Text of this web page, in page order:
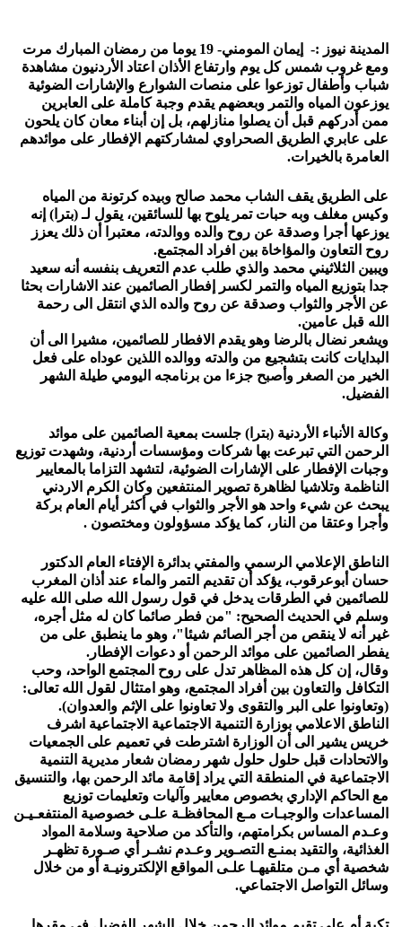
المدينة نيوز :- إيمان المومني- 19 يوما من رمضان المبارك مرت
ومع غروب شمس كل يوم وارتفاع الأذان اعتاد الأردنيون مشاهدة
شباب وأطفال توزعوا على منصات الشوارع والإشارات الضوئية
يوزعون المياه والتمر وبعضهم يقدم وجبة كاملة على العابرين
ممن أدركهم قبل أن يصلوا منازلهم، بل إن أبناء معان كان يلحون
على عابري الطريق الصحراوي لمشاركتهم الإفطار على موائدهم
العامرة بالخيرات.
على الطريق يقف الشاب محمد صالح وبيده كرتونة من المياه
وكيس مغلف وبه حبات تمر يلوح بها للسائقين، يقول لـ (بترا) إنه
يوزعها أجرا وصدقة عن روح والده ووالدته، معتبرا أن ذلك يعزز
روح التعاون والمؤاخاة بين افراد المجتمع.
ويبين الثلاثيني محمد والذي طلب عدم التعريف بنفسه أنه سعيد
جدا بتوزيع المياه والتمر لكسر إفطار الصائمين عند الاشارات بحثا
عن الأجر والثواب وصدقة عن روح والده الذي انتقل الى رحمة
الله قبل عامين.
ويشعر نضال بالرضا وهو يقدم الافطار للصائمين، مشيرا الى أن
البدايات كانت بتشجيع من والدته ووالده اللذين عوداه على فعل
الخير من الصغر وأصبح جزءا من برنامجه اليومي طيلة الشهر
الفضيل.
وكالة الأنباء الأردنية (بترا) جلست بمعية الصائمين على موائد
الرحمن التي تبرعت بها شركات ومؤسسات أردنية، وشهدت توزيع
وجبات الإفطار على الإشارات الضوئية، لتشهد التزاما بالمعايير
الناظمة وتلاشيا لظاهرة تصوير المنتفعين وكان الكرم الاردني
يبحث عن شيء واحد هو الأجر والثواب في أكثر أيام العام بركة
وأجرا وعتقا من النار، كما يؤكد مسؤولون ومختصون .
الناطق الإعلامي الرسمي والمفتي بدائرة الإفتاء العام الدكتور
حسان أبوعرقوب، يؤكد أن تقديم التمر والماء عند أذان المغرب
للصائمين في الطرقات يدخل في قول رسول الله صلى الله عليه
وسلم في الحديث الصحيح: "من فطر صائما كان له مثل أجره،
غير أنه لا ينقص من أجر الصائم شيئا"، وهو ما ينطبق على من
يفطر الصائمين على موائد الرحمن أو دعوات الإفطار.
وقال، إن كل هذه المظاهر تدل على روح المجتمع الواحد، وحب
التكافل والتعاون بين أفراد المجتمع، وهو امتثال لقول الله تعالى:
(وتعاونوا على البر والتقوى ولا تعاونوا على الإثم والعدوان).
الناطق الاعلامي بوزارة التنمية الاجتماعية الاجتماعية اشرف
خريس يشير الى أن الوزارة اشترطت في تعميم على الجمعيات
والاتحادات قبل حلول حلول شهر رمضان شعار مديرية التنمية
الاجتماعية في المنطقة التي يراد إقامة مائد الرحمن بها، والتنسيق
مع الحاكم الإداري بخصوص معايير وآليات وتعليمات توزيع
المساعدات والوجبـات مـع المحافظـة علـى خصوصية المنتفعـيـن
وعـدم المساس بكرامتهم، والتأكد من صلاحية وسلامة المواد
الغذائية، والتقيد بمنـع التصـوير وعـدم نشـر أي صـورة تظهـر
شخصية أي مـن متلقيهـا علـى المواقع الإلكترونيـة أو من خلال
وسائل التواصل الاجتماعي.